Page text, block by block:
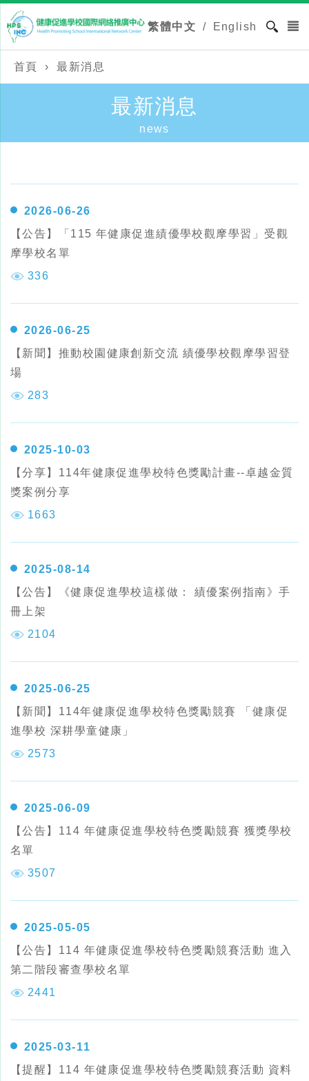
繁體中文 / English
首頁 › 最新消息
最新消息
news
2026-06-26
【公告】「115 年健康促進績優學校觀摩學習」受觀
摩學校名單
336
2026-06-25
【新聞】推動校園健康創新交流 績優學校觀摩學習登
場
283
2025-10-03
【分享】114年健康促進學校特色獎勵計畫--卓越金質
獎案例分享
1663
2025-08-14
【公告】《健康促進學校這樣做： 績優案例指南》手
冊上架
2104
2025-06-25
【新聞】114年健康促進學校特色獎勵競賽 「健康促
進學校 深耕學童健康」
2573
2025-06-09
【公告】114 年健康促進學校特色獎勵競賽 獲獎學校
名單
3507
2025-05-05
【公告】114 年健康促進學校特色獎勵競賽活動 進入
第二階段審查學校名單
2441
2025-03-11
【提醒】114 年健康促進學校特色獎勵競賽活動 資料